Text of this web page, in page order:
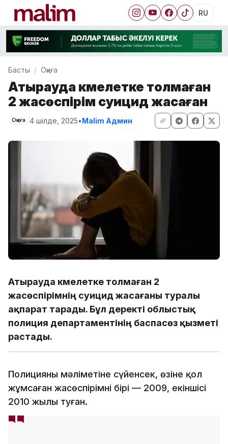
RU
Басты Оқиға
Атырауда кәмелетке толмаған
2 жасөспірім суицид жасаған
Оқиға 4 шілде, 2025•Malim Админ
Атырауда кәмелетке толмаған 2
жасөспірімнің суицид жасағаны туралы
ақпарат тарады. Бұл деректі облыстық
полиция департаментінің баспасөз қызметі
растады.
Полицияның мәліметіне сүйенсек, өзіне қол
жұмсаған жасөспірімнің бірі — 2009, екіншісі
2010 жылы туған.